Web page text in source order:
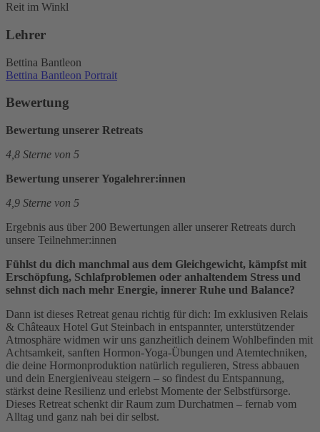
Reit im Winkl
Lehrer
Bettina Bantleon
Bettina Bantleon Portrait
Bewertung
Bewertung unserer Retreats
4,8 Sterne von 5
Bewertung unserer Yogalehrer:innen
4,9 Sterne von 5
Ergebnis aus über 200 Bewertungen aller unserer Retreats durch
unsere Teilnehmer:innen
Fühlst du dich manchmal aus dem Gleichgewicht, kämpfst mit
Erschöpfung, Schlafproblemen oder anhaltendem Stress und
sehnst dich nach mehr Energie, innerer Ruhe und Balance?
Dann ist dieses Retreat genau richtig für dich: Im exklusiven Relais
& Châteaux Hotel Gut Steinbach in entspannter, unterstützender
Atmosphäre widmen wir uns ganzheitlich deinem Wohlbefinden mit
Achtsamkeit, sanften Hormon-Yoga-Übungen und Atemtechniken,
die deine Hormonproduktion natürlich regulieren, Stress abbauen
und dein Energieniveau steigern – so findest du Entspannung,
stärkst deine Resilienz und erlebst Momente der Selbstfürsorge.
Dieses Retreat schenkt dir Raum zum Durchatmen – fernab vom
Alltag und ganz nah bei dir selbst.